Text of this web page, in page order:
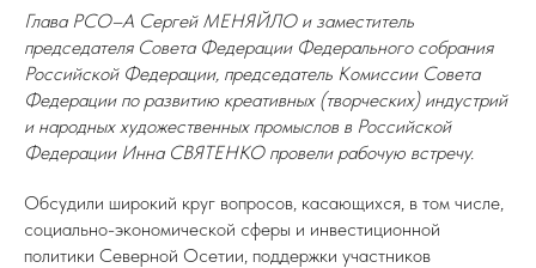
Глава РСО–А Сергей МЕНЯЙЛО и заместитель
председателя Совета Федерации Федерального собрания
Российской Федерации, председатель Комиссии Совета
Федерации по развитию креативных (творческих) индустрий
и народных художественных промыслов в Российской
Федерации Инна СВЯТЕНКО провели рабочую встречу.
Обсудили широкий круг вопросов, касающихся, в том числе,
социально-экономической сферы и инвестиционной
политики Северной Осетии, поддержки участников